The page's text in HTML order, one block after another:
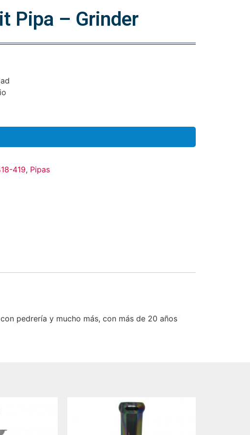
Pipa – Grinder
419, Pipas
pedrería y mucho más, con más de 20 años